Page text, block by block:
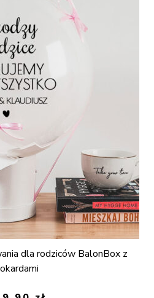
dla rodziców BalonBox z